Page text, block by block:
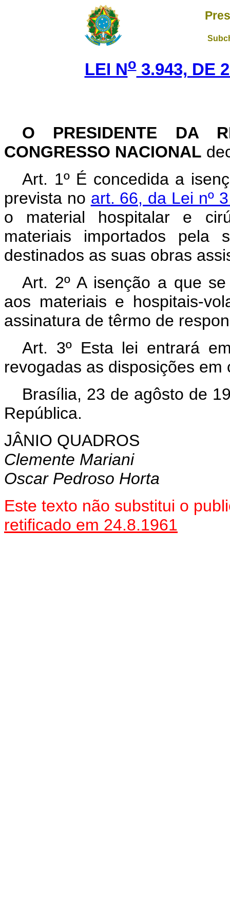
LEI No3.943, DE
O PRESIDENTE DA
CONGRESSO NACIONAL
Art. 1º É concedida a
prevista no art. 66, da Lei nº
o material hospitalar e
materiais importados pela
destinados as suas obras
Art. 2º A isenção a que
aos materiais e hospitais-
assinatura de têrmo de
Art. 3º Esta lei entrará
revogadas as disposições em
Brasília, 23 de agôsto de
República.
JÂNIO QUADROS
Clemente Mariani
Oscar Pedroso Horta
Este texto não substitui o
retificado em 24.8.1961